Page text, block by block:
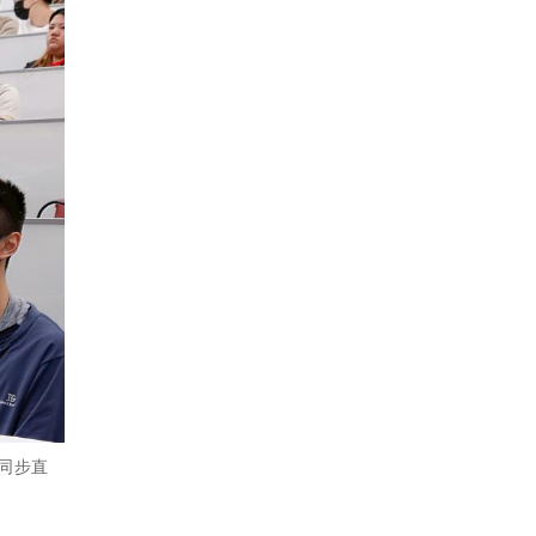
步直